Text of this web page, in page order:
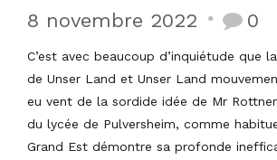
8 novembre 2022 0
C’est avec beaucoup d’inquiétude que
de Unser Land et Unser Land
eu vent de la sordide idée de Mr
du lycée de Pulversheim, comme
Grand Est démontre sa profonde